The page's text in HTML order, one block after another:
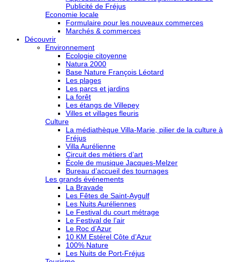
Publicité de Fréjus
Economie locale
Formulaire pour les nouveaux commerces
Marchés & commerces
Découvrir
Environnement
Ecologie citoyenne
Natura 2000
Base Nature François Léotard
Les plages
Les parcs et jardins
La forêt
Les étangs de Villepey
Villes et villages fleuris
Culture
La médiathèque Villa-Marie, pilier de la culture à
Fréjus
Villa Aurélienne
Circuit des métiers d’art
École de musique Jacques-Melzer
Bureau d’accueil des tournages
Les grands événements
La Bravade
Les Fêtes de Saint-Aygulf
Les Nuits Auréliennes
Le Festival du court métrage
Le Festival de l’air
Le Roc d’Azur
10 KM Estérel Côte d’Azur
100% Nature
Les Nuits de Port-Fréjus